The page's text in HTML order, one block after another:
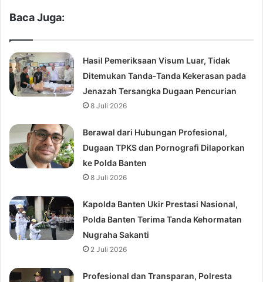
Baca Juga:
Hasil Pemeriksaan Visum Luar, Tidak
Ditemukan Tanda-Tanda Kekerasan pada
Jenazah Tersangka Dugaan Pencurian
8 Juli 2026
Berawal dari Hubungan Profesional,
Dugaan TPKS dan Pornografi Dilaporkan
ke Polda Banten
8 Juli 2026
Kapolda Banten Ukir Prestasi Nasional,
Polda Banten Terima Tanda Kehormatan
Nugraha Sakanti
2 Juli 2026
Profesional dan Transparan, Polresta